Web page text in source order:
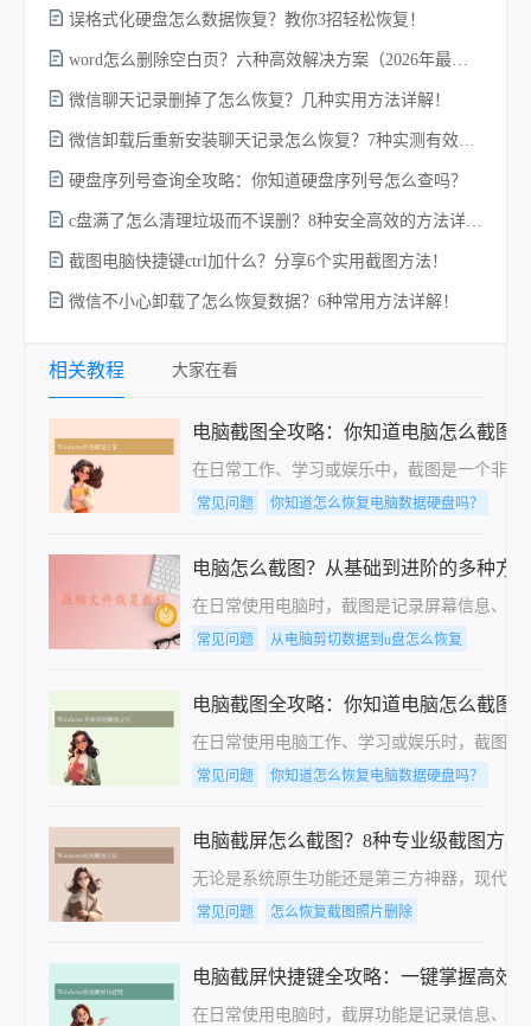
误格式化硬盘怎么数据恢复？教你3招轻松恢复！
word怎么删除空白页？六种高效解决方案（2026年最新实操指南）！
微信聊天记录删掉了怎么恢复？几种实用方法详解！
微信卸载后重新安装聊天记录怎么恢复？7种实测有效的恢复方案详解！
硬盘序列号查询全攻略：你知道硬盘序列号怎么查吗？
c盘满了怎么清理垃圾而不误删？8种安全高效的方法详解+误删恢复指南！
截图电脑快捷键ctrl加什么？分享6个实用截图方法！
微信不小心卸载了怎么恢复数据？6种常用方法详解！
相关教程 大家在看
电脑截图全攻略：你知道电脑怎么截图
在日常工作、学习或娱乐中，截图是一个非
常见问题 你知道怎么恢复电脑数据硬盘吗？
电脑怎么截图？从基础到进阶的多种方
在日常使用电脑时，截图是记录屏幕信息、
常见问题 从电脑剪切数据到u盘怎么恢复
电脑截图全攻略：你知道电脑怎么截图
在日常使用电脑工作、学习或娱乐时，截图
常见问题 你知道怎么恢复电脑数据硬盘吗？
电脑截屏怎么截图？8种专业级截图方案
无论是系统原生功能还是第三方神器，现代
常见问题 怎么恢复截图照片删除
电脑截屏快捷键全攻略：一键掌握高效
在日常使用电脑时，截屏功能是记录信息、